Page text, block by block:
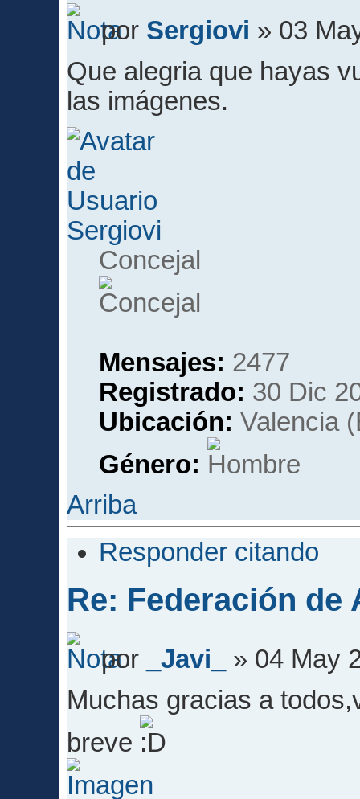
por Sergiovi » 03
Que alegria que hayas
las imágenes.
Sergiovi
Concejal
Mensajes: 2477
Registrado: 30 Dic
Ubicación: Valencia
Género:
Arriba
Responder citando
Re: Federación de
por _Javi_
» 04 May
Muchas gracias a
breve